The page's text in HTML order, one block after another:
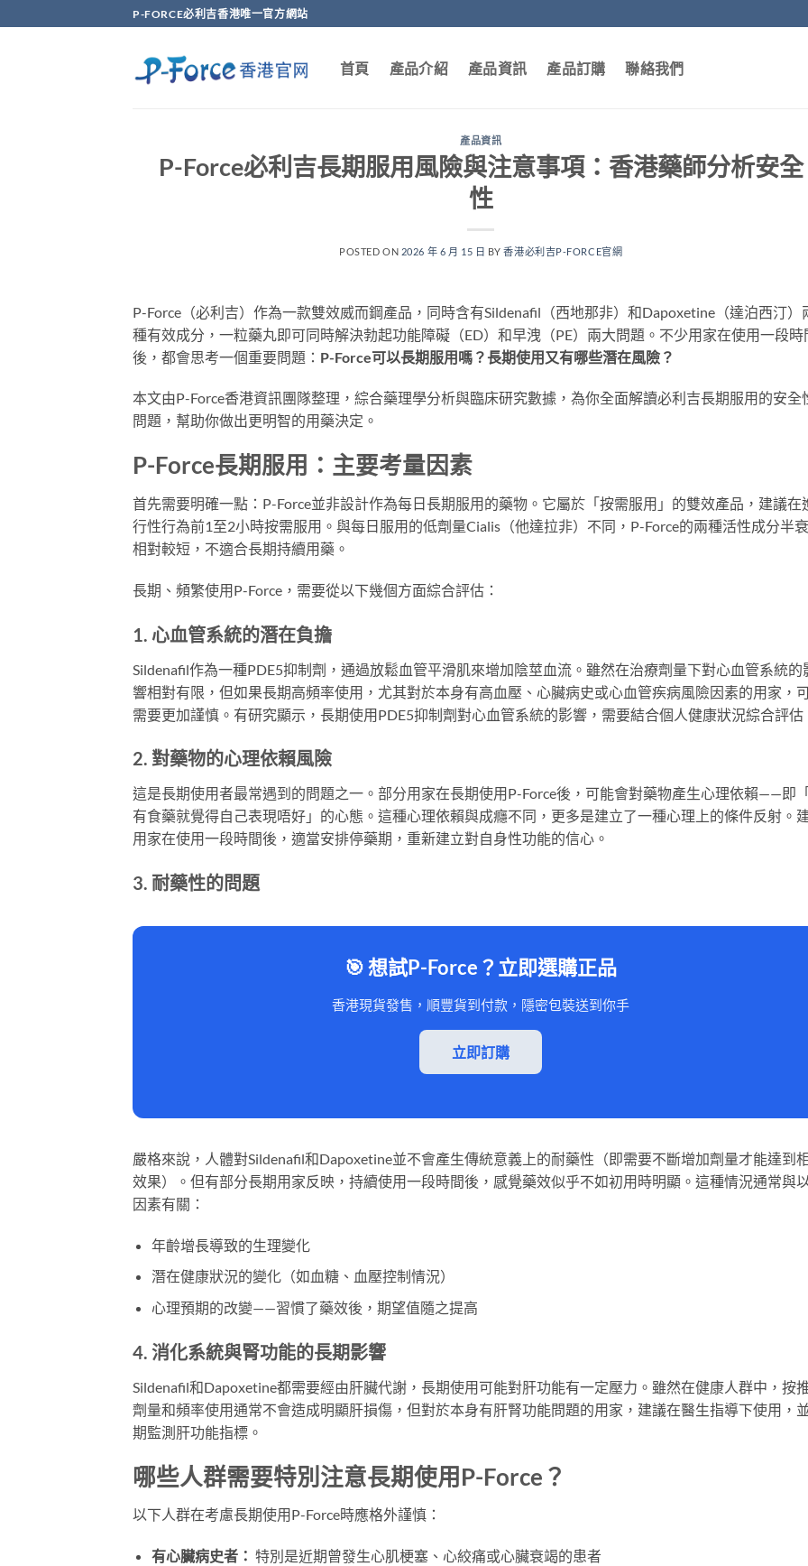
to
P-FORCE必利吉香港唯一官方網站
首頁 產品介紹 產品資訊 產品訂購 聯絡我們
產品資訊
P-Force必利吉長期服用風險與注意事項：香港藥師分析安全
性
POSTED ON 2026 年 6 月 15 日 BY香港必利吉P-FORCE官網
P-Force（必利吉）作為一款雙效威而鋼產品，同時含有Sildenafil（西地那非）和Dapoxetine（達泊西汀）
種有效成分，一粒藥丸即可同時解決勃起功能障礙（ED）和早洩（PE）兩大問題。不少用家在使用一段時
後，都會思考一個重要問題： P-Force可以長期服用嗎？長期使用又有哪些潛在風險？
本文由P-Force香港資訊團隊整理，綜合藥理學分析與臨床研究數據，為你全面解讀必利吉長期服用的安全
問題，幫助你做出更明智的用藥決定。
P-Force長期服用：主要考量因素
首先需要明確一點：P-Force並非設計作為每日長期服用的藥物。它屬於「按需服用」的雙效產品，建議在
行性行為前1至2小時按需服用。與每日服用的低劑量Cialis（他達拉非）不同，P-Force的兩種活性成分半
相對較短，不適合長期持續用藥。
長期、頻繁使用P-Force，需要從以下幾個方面綜合評估：
1. 心血管系統的潛在負擔
Sildenafil作為一種PDE5抑制劑，通過放鬆血管平滑肌來增加陰莖血流。雖然在治療劑量下對心血管系統的
響相對有限，但如果長期高頻率使用，尤其對於本身有高血壓、心臟病史或心血管疾病風險因素的用家，
需要更加謹慎。有研究顯示，長期使用PDE5抑制劑對心血管系統的影響，需要結合個人健康狀況綜合評估
2. 對藥物的心理依賴風險
這是長期使用者最常遇到的問題之一。部分用家在長期使用P-Force後，可能會對藥物產生心理依賴——即
有食藥就覺得自己表現唔好」的心態。這種心理依賴與成癮不同，更多是建立了一種心理上的條件反射。
用家在使用一段時間後，適當安排停藥期，重新建立對自身性功能的信心。
3. 耐藥性的問題
🎯 想試P-Force？立即選購正品
香港現貨發售，順豐貨到付款，隱密包裝送到你手
立即訂購
嚴格來說，人體對Sildenafil和Dapoxetine並不會產生傳統意義上的耐藥性（即需要不斷增加劑量才能達到
效果）。但有部分長期用家反映，持續使用一段時間後，感覺藥效似乎不如初用時明顯。這種情況通常與
因素有關：
年齡增長導致的生理變化
潛在健康狀況的變化（如血糖、血壓控制情況）
心理預期的改變——習慣了藥效後，期望值隨之提高
4. 消化系統與腎功能的長期影響
Sildenafil和Dapoxetine都需要經由肝臟代謝，長期使用可能對肝功能有一定壓力。雖然在健康人群中，按
劑量和頻率使用通常不會造成明顯肝損傷，但對於本身有肝腎功能問題的用家，建議在醫生指導下使用，
期監測肝功能指標。
哪些人群需要特別注意長期使用P-Force？
以下人群在考慮長期使用P-Force時應格外謹慎：
有心臟病史者： 特別是近期曾發生心肌梗塞、心絞痛或心臟衰竭的患者